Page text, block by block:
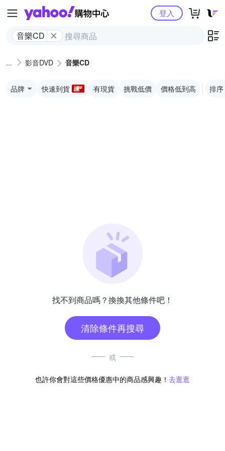
Yahoo購物中心
音樂CD
登入
影音DVD 音樂CD
品牌 快速到貨 有現貨 挑戰低價 價格低到高 排序
找不到商品嗎？換換其他條件吧！
清除條件再搜尋
或
也許你會對這些價格優惠中的商品感興趣！ 去逛逛